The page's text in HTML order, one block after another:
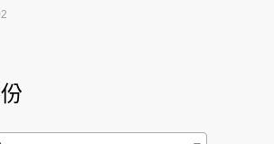
黃秋澤癌逝！食道癌為何奪命
55周年 7／10捐血公益活動 邀
應
素D和鈣恐罹癌? 醫師釋